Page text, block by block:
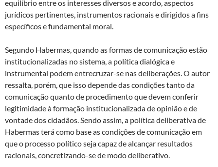
equilíbrio entre os interesses diversos e acordo, aspectos
jurídicos pertinentes, instrumentos racionais e dirigidos a fins
específicos e fundamental moral.
Segundo Habermas, quando as formas de comunicação estão
institucionalizadas no sistema, a política dialógica e
instrumental podem entrecruzar-se nas deliberações. O autor
ressalta, porém, que isso depende das condições tanto da
comunicação quanto de procedimento que devem conferir
legitimidade à formação institucionalizada de opinião e de
vontade dos cidadãos. Sendo assim, a política deliberativa de
Habermas terá como base as condições de comunicação em
que o processo político seja capaz de alcançar resultados
racionais, concretizando-se de modo deliberativo.